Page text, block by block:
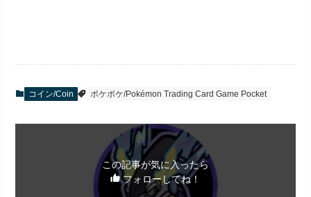
コイン/Coin ポケポケ/Pokémon Trading Card Game Pocket
この記事が気に入ったら
フォローしてね！